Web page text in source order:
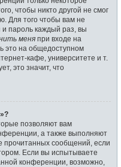
чтобы никто другой не смог
Для того чтобы вам не
и пароль каждый раз, вы
меня при входе на
это на общедоступном
кафе, университете и т.
это значит, что
позволяют вам
а также выполняют
прочитанных сообщений, если
Если вы испытываете
конференции, возможно,